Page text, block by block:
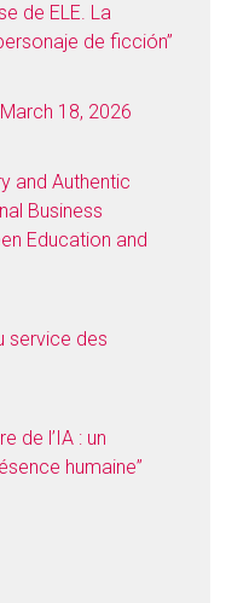
de ELE. La
de ficción”
18, 2026
and Authentic
Business
Education and
service des
de l’IA : un
humaine”